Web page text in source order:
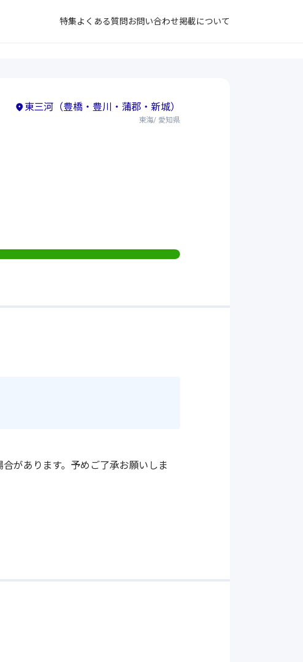
特集よくある質問お問い合わせ掲載について
東三河（豊橋・豊川・蒲郡・新城）
東海/ 愛知県
があります。予めご了承お願いしま